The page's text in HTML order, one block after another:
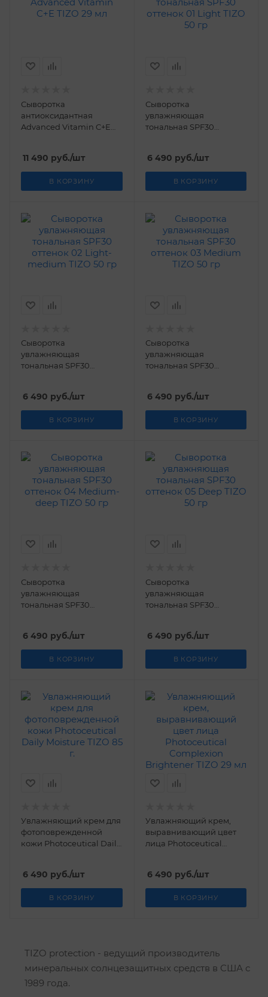
Сыворотка
антиоксидантная
Advanced Vitamin C+E
11 490 руб./шт
В КОРЗИНУ
Сыворотка
увлажняющая
тональная SPF30
6 490 руб./шт
В КОРЗИНУ
Сыворотка
увлажняющая
тональная SPF30
6 490 руб./шт
В КОРЗИНУ
Сыворотка
увлажняющая
тональная SPF30
6 490 руб./шт
В КОРЗИНУ
Сыворотка
увлажняющая
тональная SPF30
6 490 руб./шт
В КОРЗИНУ
Сыворотка
увлажняющая
тональная SPF30
6 490 руб./шт
В КОРЗИНУ
Увлажняющий крем для
фотоповрежденной
кожи Photoceutiсal Daily
6 490 руб./шт
В КОРЗИНУ
Увлажняющий крем,
выравнивающий цвет
лица Photoceutical
6 490 руб./шт
В КОРЗИНУ
TIZO protection - ведущий производитель
минеральных солнцезащитных средств в США с
1989 года.